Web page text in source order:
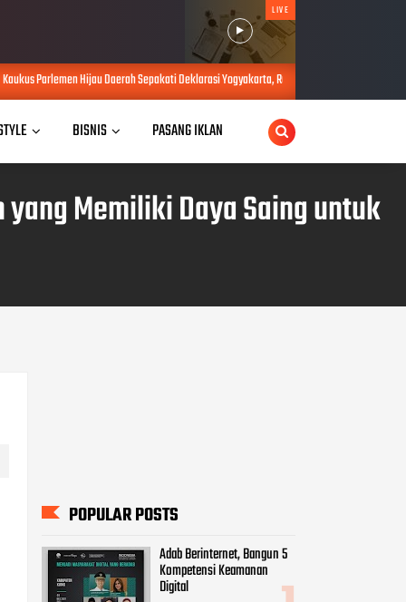
LIVE
Sepakati Deklarasi Yogyakarta, Rumuskan Sejumlah Solusi di Tengah Efisiensi
BISNIS PASANG IKLAN
Memiliki Daya Saing untuk
POPULAR POSTS
Adab Berinternet, Bangun 5
Kompetensi Keamanan
Digital